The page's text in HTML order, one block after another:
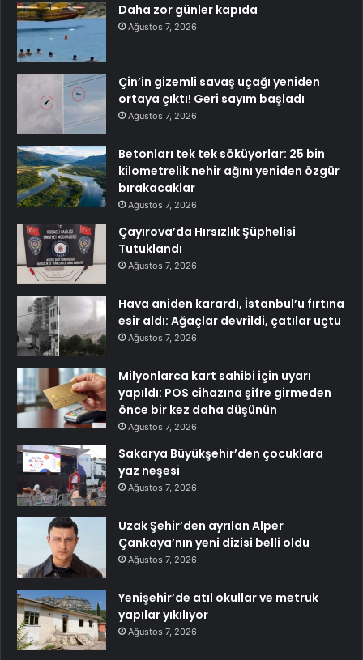
Daha zor günler kapıda
Ağustos 7, 2026
Çin’in gizemli savaş uçağı yeniden
ortaya çıktı! Geri sayım başladı
Ağustos 7, 2026
Betonları tek tek söküyorlar: 25 bin
kilometrelik nehir ağını yeniden özgür
bırakacaklar
Ağustos 7, 2026
Çayırova’da Hırsızlık Şüphelisi
Tutuklandı
Ağustos 7, 2026
Hava aniden karardı, İstanbul’u fırtına
esir aldı: Ağaçlar devrildi, çatılar uçtu
Ağustos 7, 2026
Milyonlarca kart sahibi için uyarı
yapıldı: POS cihazına şifre girmeden
önce bir kez daha düşünün
Ağustos 7, 2026
Sakarya Büyükşehir’den çocuklara
yaz neşesi
Ağustos 7, 2026
Uzak Şehir’den ayrılan Alper
Çankaya’nın yeni dizisi belli oldu
Ağustos 7, 2026
Yenişehir’de atıl okullar ve metruk
yapılar yıkılıyor
Ağustos 7, 2026